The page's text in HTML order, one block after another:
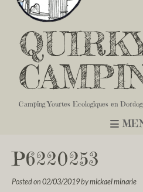
Camping Yourtes Ecologiques en
P6220253
Posted on 02/03/2019bymickael minarie